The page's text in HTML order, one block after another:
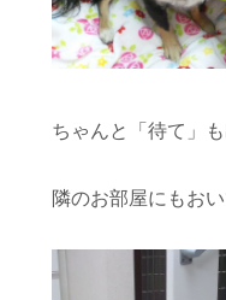
ちゃんと「待て」
隣のお部屋にもお